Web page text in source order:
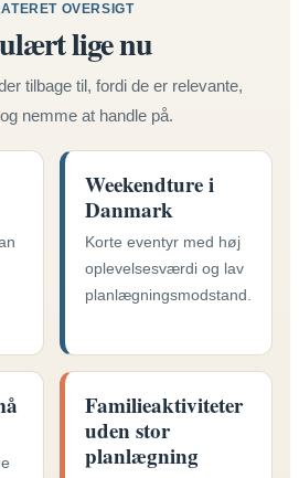
OVERSIGT
lige nu
tilbage til, fordi de er relevante,
nemme at handle på.
Weekendture i
Danmark
Korte eventyr med høj
oplevelsesværdi og lav
planlægningsmodstand.
Familieaktiviteter
uden stor
planlægning